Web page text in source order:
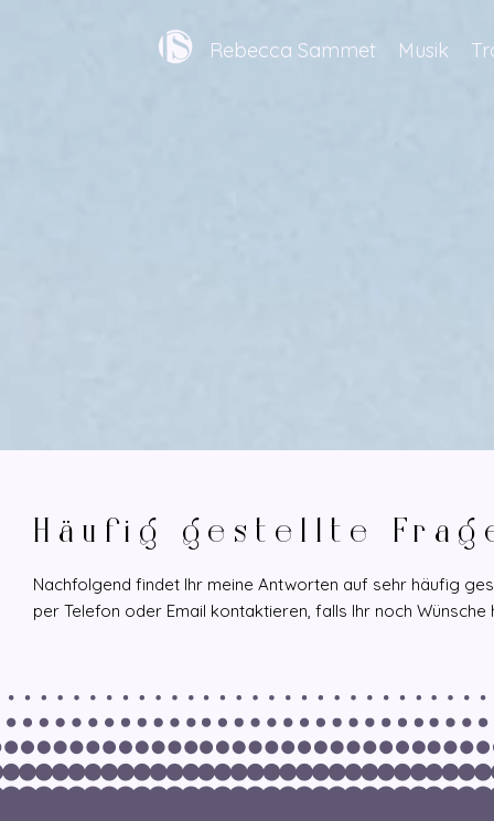
Rebecca Sammet Musik
Häufig gestellte
Nachfolgend findet Ihr meine Antworten auf sehr häufig
per Telefon oder Email kontaktieren, falls Ihr noch